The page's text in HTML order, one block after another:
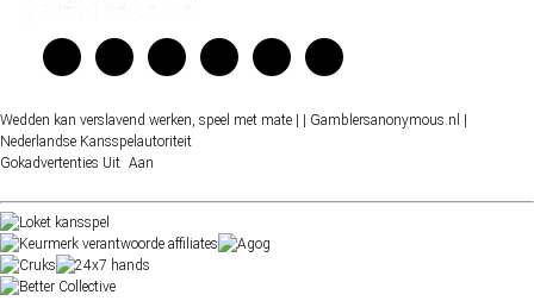
Wedden kan verslavend werken, speel met mate | | Gamblersanonymous.nl
Nederlandse Kansspelautoriteit
Gokadvertenties Uit Aan